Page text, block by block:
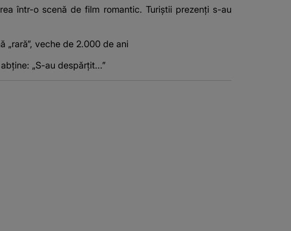
într-o scenă de film romantic. Turiștii prezenți s-au
veche de 2.000 de ani
„S-au despărțit...”